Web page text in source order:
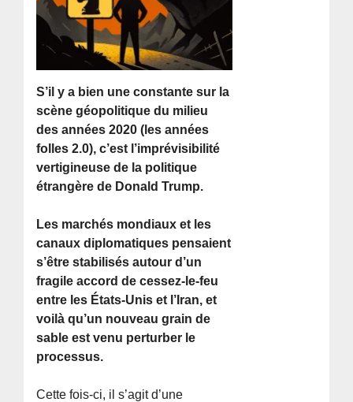
S’il y a bien une constante sur la
scène géopolitique du milieu
des années 2020 (les années
folles 2.0), c’est l’imprévisibilité
vertigineuse de la politique
étrangère de Donald Trump.
Les marchés mondiaux et les
canaux diplomatiques pensaient
s’être stabilisés autour d’un
fragile accord de cessez-le-feu
entre les États-Unis et l’Iran, et
voilà qu’un nouveau grain de
sable est venu perturber le
processus.
Cette fois-ci, il s’agit d’une